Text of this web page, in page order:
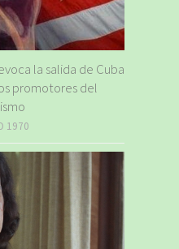
la salida de Cuba
promotores del
1970